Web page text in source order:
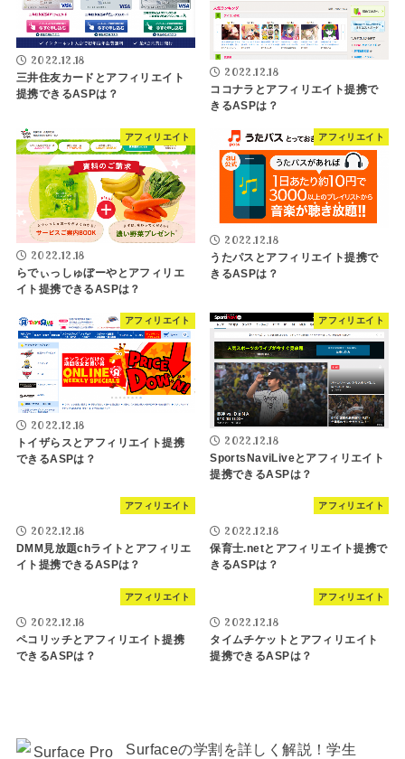
2022.12.18
三井住友カードとアフィリエイト
提携できるASPは？
2022.12.18
ココナラとアフィリエイト提携で
きるASPは？
アフィリエイト
2022.12.18
らでぃっしゅぼーやとアフィリエ
イト提携できるASPは？
アフィリエイト
2022.12.18
うたパスとアフィリエイト提携で
きるASPは？
アフィリエイト
2022.12.18
トイザらスとアフィリエイト提携
できるASPは？
アフィリエイト
2022.12.18
SportsNaviLiveとアフィリエイト
提携できるASPは？
アフィリエイト
2022.12.18
DMM見放題chライトとアフィリエ
イト提携できるASPは？
アフィリエイト
2022.12.18
保育士.netとアフィリエイト提携で
きるASPは？
アフィリエイト
2022.12.18
ペコリッチとアフィリエイト提携
できるASPは？
アフィリエイト
2022.12.18
タイムチケットとアフィリエイト
提携できるASPは？
Surfaceの学割を詳しく解説！学生